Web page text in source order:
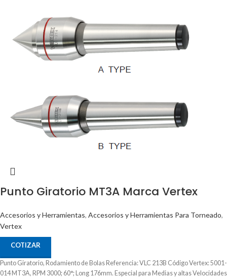
Punto Giratorio MT3A Marca Vertex
Accesorios y Herramientas, Accesorios y Herramientas Para Torneado,
Vertex
COTIZAR
Punto Giratorio, Rodamiento de Bolas Referencia: VLC 213B Código Vertex: 5001-
014 MT3A, RPM 3000; 60°; Long 176mm. Especial para Medias y altas Velocidades